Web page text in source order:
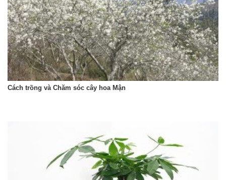
Cách trồng và Chăm sóc cây hoa Mận